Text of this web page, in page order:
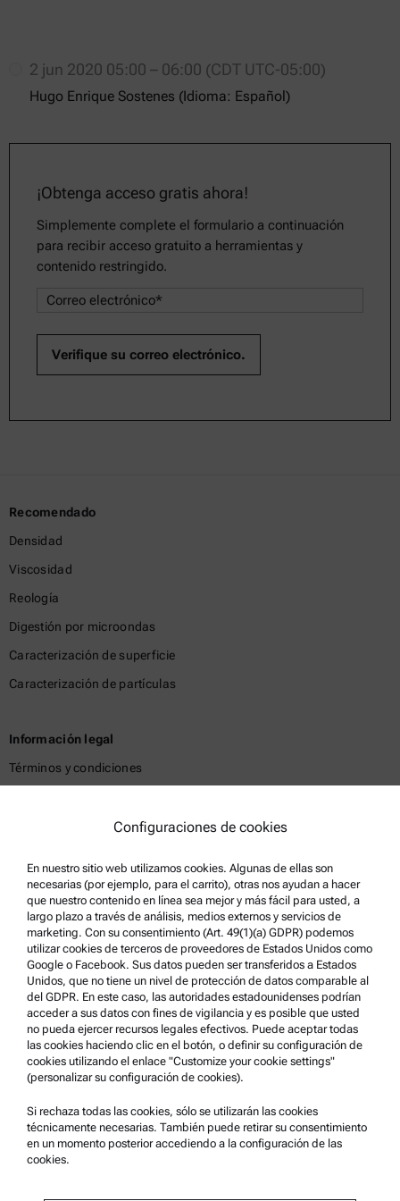
2 jun 2020 05:00 – 06:00 (CDT UTC-05:00)
Hugo Enrique Sostenes (Idioma: Español)
¡Obtenga acceso gratis ahora!
Simplemente complete el formulario a continuación
para recibir acceso gratuito a herramientas y
contenido restringido.
Recomendado
Densidad
Viscosidad
Reología
Digestión por microondas
Caracterización de superficie
Caracterización de partículas
Información legal
Términos y condiciones
Política de privacidad
Condiciones de uso
Marcas comerciales
Sistema de denuncia de irregularidades
Asistencia para el producto
Anton Paar Certified Service
Declaración de seguridad
Centros técnicos Anton Paar
Comuníquese con nosotros
Información de la empresa
Configuraciones de cookies
En nuestro sitio web utilizamos cookies. Algunas de ellas son
necesarias (por ejemplo, para el carrito), otras nos ayudan a hacer
que nuestro contenido en línea sea mejor y más fácil para usted, a
largo plazo a través de análisis, medios externos y servicios de
marketing. Con su consentimiento (Art. 49(1)(a) GDPR) podemos
utilizar cookies de terceros de proveedores de Estados Unidos como
Google o Facebook. Sus datos pueden ser transferidos a Estados
Unidos, que no tiene un nivel de protección de datos comparable al
del GDPR. En este caso, las autoridades estadounidenses podrían
acceder a sus datos con fines de vigilancia y es posible que usted
no pueda ejercer recursos legales efectivos. Puede aceptar todas
las cookies haciendo clic en el botón, o definir su configuración de
cookies utilizando el enlace "Customize your cookie settings"
(personalizar su configuración de cookies).
Si rechaza todas las cookies, sólo se utilizarán las cookies
técnicamente necesarias. También puede retirar su consentimiento
en un momento posterior accediendo a la configuración de las
cookies.